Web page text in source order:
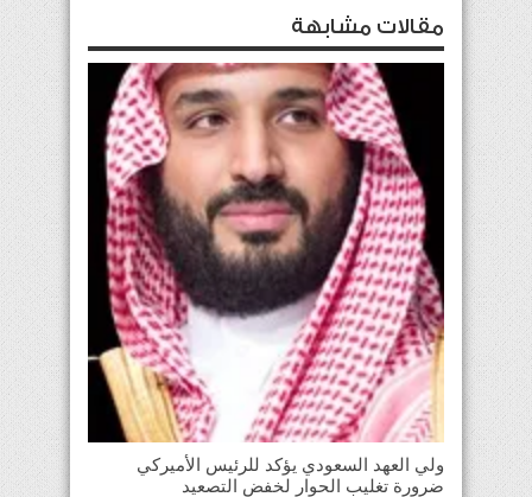
مقالات مشابهة
ولي العهد السعودي يؤكد للرئيس الأميركي
ضرورة تغليب الحوار لخفض التصعيد